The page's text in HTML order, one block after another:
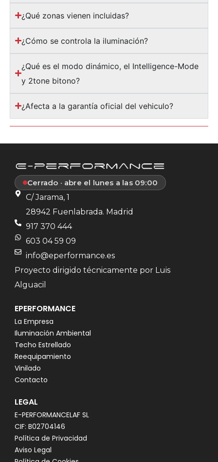
¿Qué zonas vienen incluidas?
¿Cómo se controla la iluminación?
¿Qué es el modo dinámico, el Intelligence-Mode
y 2tone bitono?
¿Afecta a la garantía oficial del vehiculo?
Cerrado · abre el lunes a las 09:00
C/ Jarama, 1
28942 Fuenlabrada. Madrid
917 370 444
603 04 59 09
info@eperformance.es
Proyecto dirigido técnicamente por Luis
Alguacil
EPERFORMANCE
La Empresa
Iluminación Ambiental
Techo Estrellado
Reequipamiento
Vinilado
Contacto
LEGAL
E-PERFORMANCELAF SL
CIF: B02704146
Política de Privacidad
Aviso Legal